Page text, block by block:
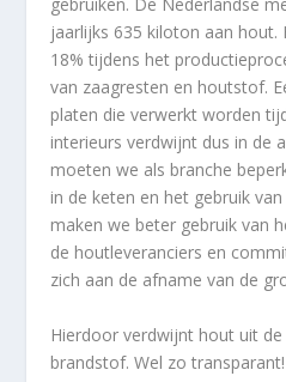
gebruiken. De Nederlandse
jaarlijks 635 kiloton aan
18% tijdens het
van zaagresten en houtstof.
platen die verwerkt worden
interieurs verdwijnt dus in de
moeten we als branche
in de keten en het gebruik
maken we beter gebruik van
de houtleveranciers en
zich aan de afname van de
Hierdoor verdwijnt hout uit
brandstof. Wel zo